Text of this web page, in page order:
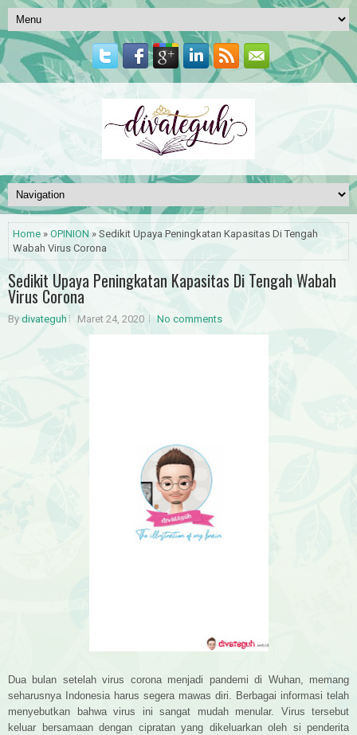
Home » OPINION » Sedikit Upaya Peningkatan Kapasitas Di Tengah
Wabah Virus Corona
Sedikit Upaya Peningkatan Kapasitas Di Tengah Wabah
Virus Corona
By divateguh Maret 24, 2020 No comments
Dua bulan setelah virus corona menjadi pandemi di Wuhan, memang
seharusnya Indonesia harus segera mawas diri. Berbagai informasi telah
menyebutkan bahwa virus ini sangat mudah menular. Virus tersebut
keluar bersamaan dengan cipratan yang dikeluarkan oleh si penderita